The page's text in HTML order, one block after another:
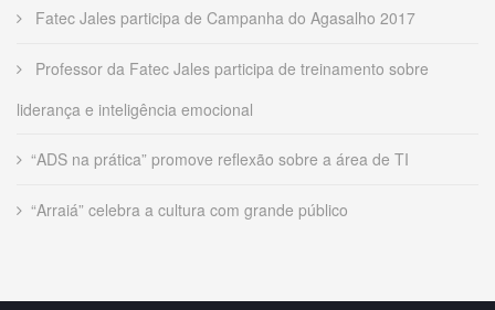
Fatec Jales participa de Campanha do Agasalho 2017
Professor da Fatec Jales participa de treinamento sobre
liderança e inteligência emocional
“ADS na prática” promove reflexão sobre a área de TI
“Arraiá” celebra a cultura com grande público